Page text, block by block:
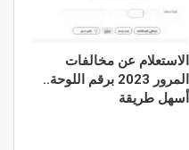
الاستعلام عن مخالفات
المرور 2023 برقم اللوحة..
أسهل طريقة